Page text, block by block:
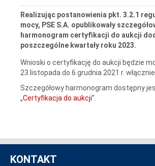
Realizując postanowienia pkt. 3.2.1
mocy, PSE S.A. opublikowały
harmonogram certyfikacji do aukcji
poszczególne kwartały roku 2023.
Wnioski o certyfikację do aukcji będzie
23 listopada do 6 grudnia 2021 r. włącznie.
Szczegółowy harmonogram dostępny
„Certyfikacja do aukcji”.
KONTAKT